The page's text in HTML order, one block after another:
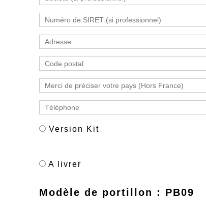
Version Kit
A livrer
Modèle de portillon : PB09